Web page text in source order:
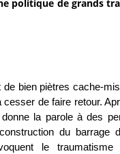
politique de grands
bien piètres cache-
cesser de faire retour.
donne la parole à des
du barrage
le